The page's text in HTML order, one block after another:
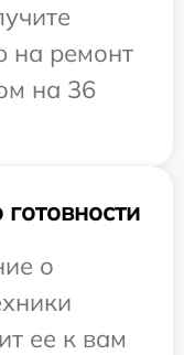
на ремонт
на 36
о
ее к вам